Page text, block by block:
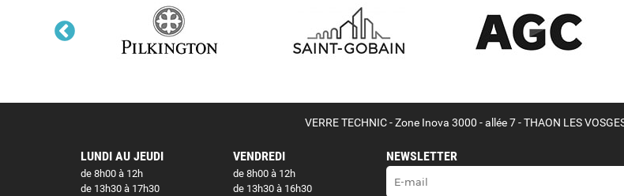
VERRE TECHNIC - Zone Inova 3000 - allée 7 - THAON LES
LUNDI AU JEUDI
de 8h00 à 12h
de 13h30 à 17h30
VENDREDI
de 8h00 à 12h
de 13h30 à 16h30
NEWSLETTER